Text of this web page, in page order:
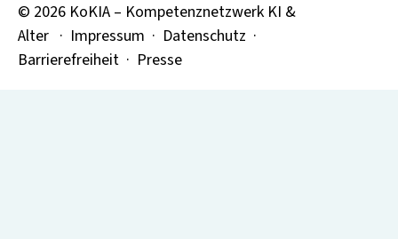
© 2026 KoKIA – Kompetenznetzwerk KI &
Alter · Impressum · Datenschutz ·
Barrierefreiheit · Presse